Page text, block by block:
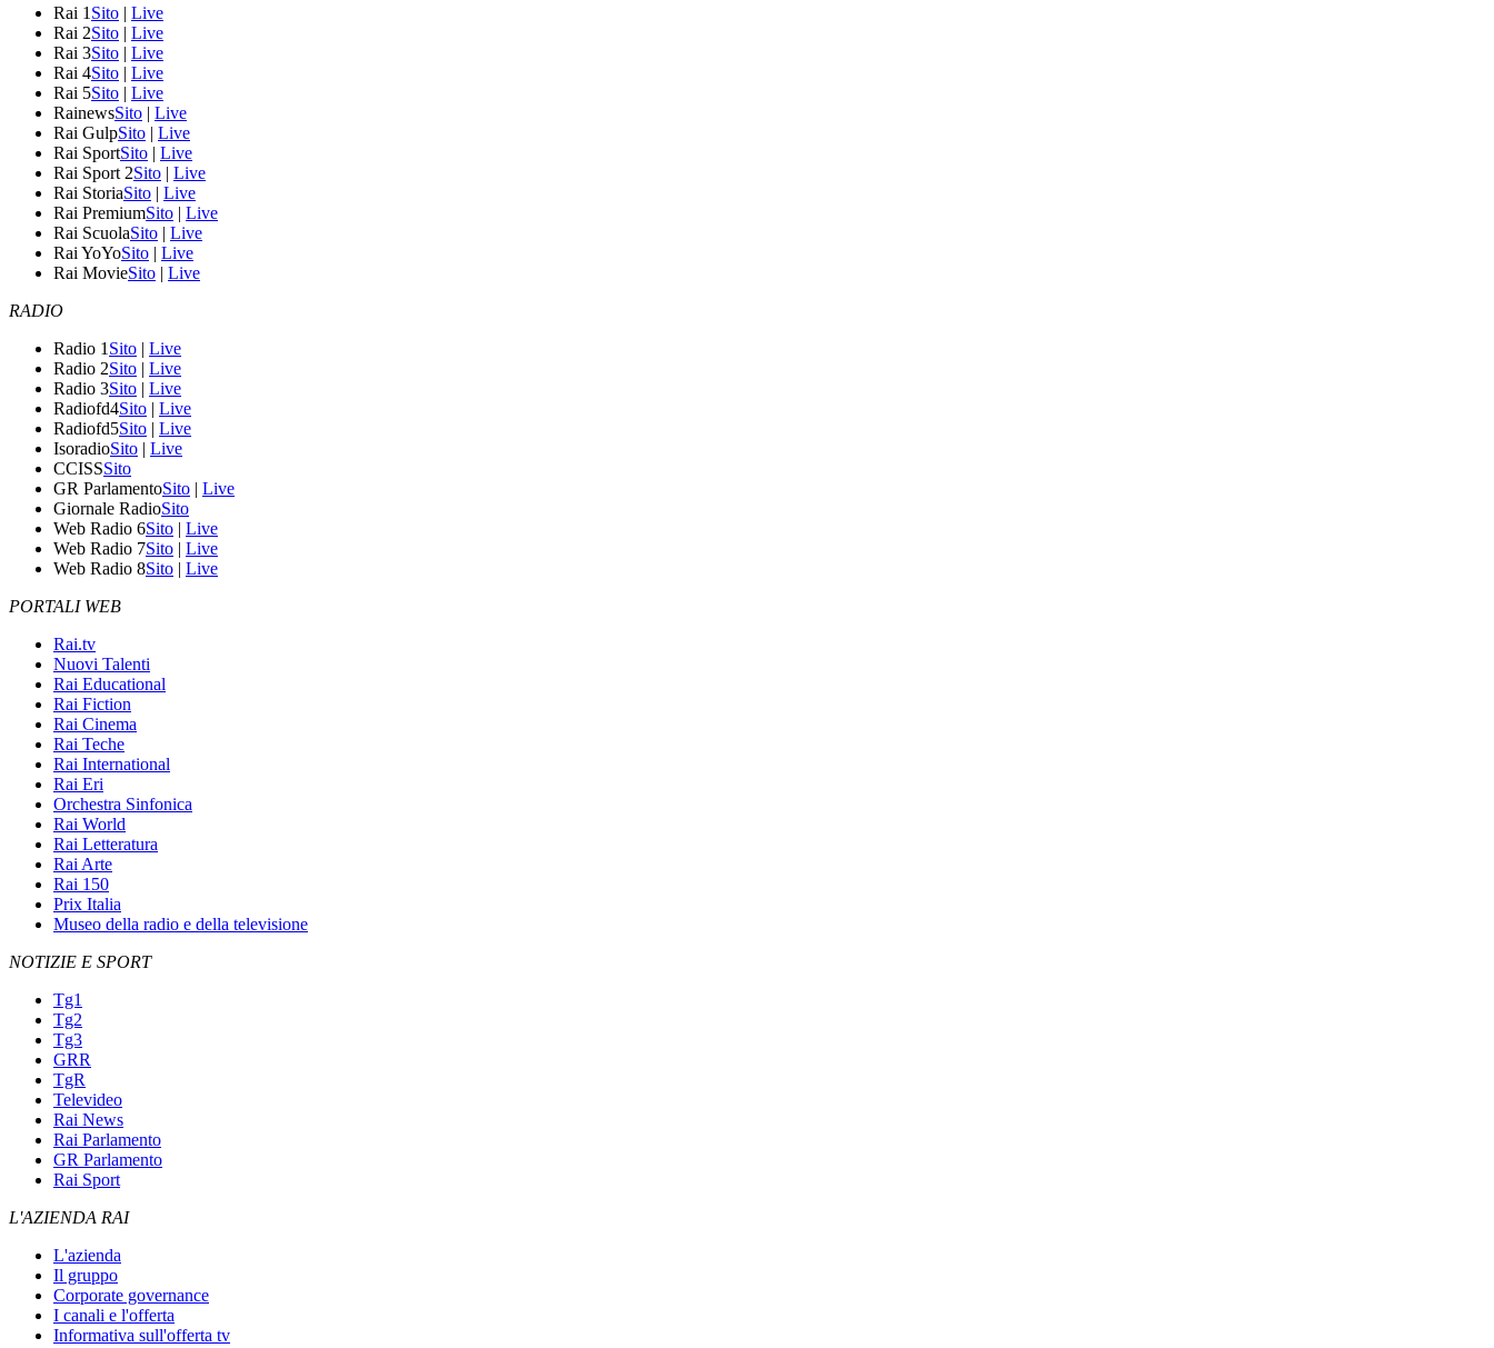
Rai 1 Sito | Live
Rai 2Sito | Live
Rai 3Sito | Live
Rai 4Sito | Live
Rai 5Sito | Live
RainewsSito | Live
Rai GulpSito | Live
Rai SportSito | Live
Rai Sport 2Sito | Live
Rai StoriaSito | Live
Rai PremiumSito | Live
Rai ScuolaSito | Live
Rai YoYoSito | Live
Rai MovieSito | Live
RADIO
Radio 1 Sito | Live
Radio 2Sito | Live
Radio 3Sito | Live
Radiofd4Sito | Live
Radiofd5Sito | Live
IsoradioSito | Live
CCISSSito
GR ParlamentoSito | Live
Giornale RadioSito
Web Radio 6Sito | Live
Web Radio 7Sito | Live
Web Radio 8Sito | Live
PORTALI WEB
Rai.tv
Nuovi Talenti
Rai Educational
Rai Fiction
Rai Cinema
Rai Teche
Rai International
Rai Eri
Orchestra Sinfonica
Rai World
Rai Letteratura
Rai Arte
Rai 150
Prix Italia
Museo della radio e della televisione
NOTIZIE E SPORT
Tg1
Tg2
Tg3
GRR
TgR
Televideo
Rai News
Rai Parlamento
GR Parlamento
Rai Sport
L'AZIENDA RAI
L'azienda
Il gruppo
Corporate governance
I canali e l'offerta
Informativa sull'offerta tv